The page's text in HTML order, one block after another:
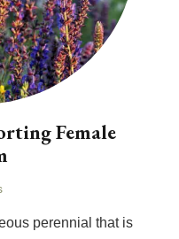
Female
perennial that is